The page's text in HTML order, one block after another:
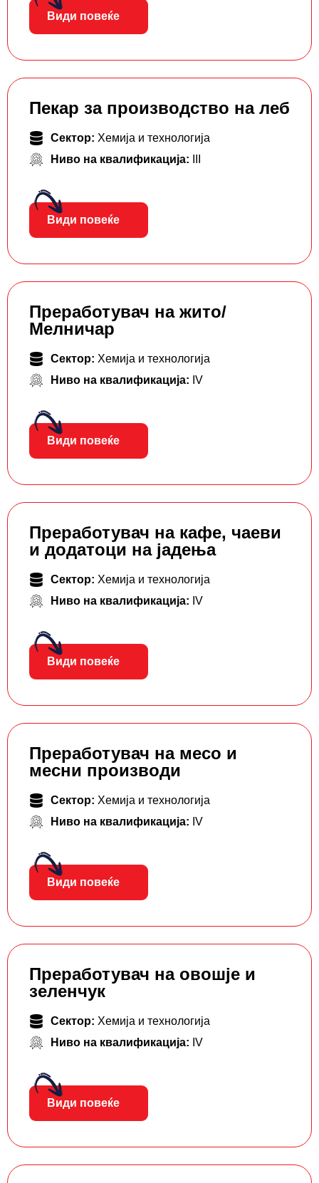
Види повеќе
Пекар за производство на леб
Сектор: Хемија и технологија
Ниво на квалификација:
Види повеќе
Преработувач на жито/
Мелничар
Сектор: Хемија и технологија
Ниво на квалификација: IV
Види повеќе
Преработувач на кафе, чаеви
и додатоци на јадења
Сектор: Хемија и технологија
Ниво на квалификација: IV
Види повеќе
Преработувач на месо и
месни производи
Сектор: Хемија и технологија
Ниво на квалификација: IV
Види повеќе
Преработувач на овошје и
зеленчук
Сектор: Хемија и технологија
Ниво на квалификација: IV
Види повеќе